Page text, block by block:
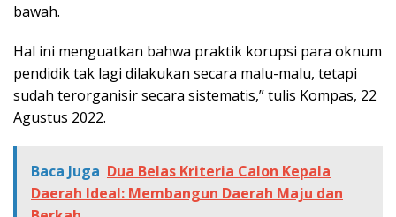
bawah.
Hal ini menguatkan bahwa praktik korupsi para oknum
pendidik tak lagi dilakukan secara malu-malu, tetapi
sudah terorganisir secara sistematis,” tulis Kompas, 22
Agustus 2022.
Baca Juga Dua Belas Kriteria Calon Kepala
Daerah Ideal: Membangun Daerah Maju dan